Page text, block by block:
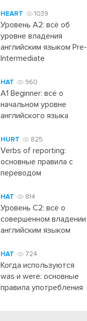
HEART 1039
Уровень А2: всё об
уровне владения
английским языком Pre-
Intermediate
HAT 960
A1 Beginner: всё о
начальном уровне
английского языка
HURT 825
Verbs of reporting:
основные правила с
переводом
HAT 814
Уровень C2: всё о
совершенном владении
английским языком
HAT 724
Когда используются
was и were: основные
правила употребления